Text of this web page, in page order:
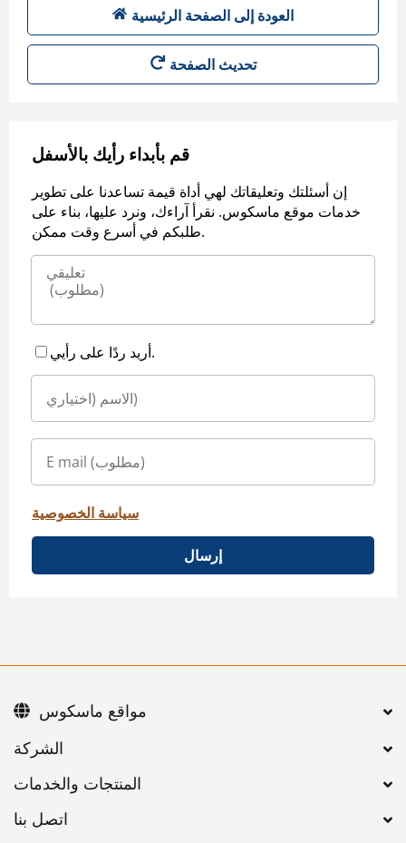
العودة إلى الصفحة الرئيسية
تحديث الصفحة
قم بأبداء رأيك بالأسفل
إن أسئلتك وتعليقاتك لهي أداة قيمة تساعدنا على تطوير
خدمات موقع ماسكوس. نقرأ آراءك، ونرد عليها، بناء على
طلبكم في أسرع وقت ممكن.
أريد ردًا على رأيي.
سياسة الخصوصية
إرسال
اتصل بنا
مواقع ماسكوس